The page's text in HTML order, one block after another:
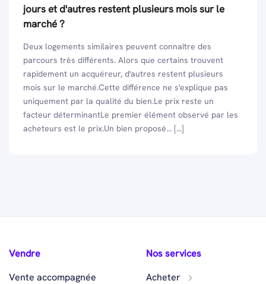
jours et d'autres restent plusieurs mois sur le
marché ?
Deux logements similaires peuvent connaître des
parcours très différents. Alors que certains trouvent
rapidement un acquéreur, d'autres restent plusieurs
mois sur le marché.Cette différence ne s'explique pas
uniquement par la qualité du bien.Le prix reste un
facteur déterminantLe premier élément observé par les
acheteurs est le prix.Un bien proposé... [...]
Vendre
Vente accompagnée
Nos services
Acheter